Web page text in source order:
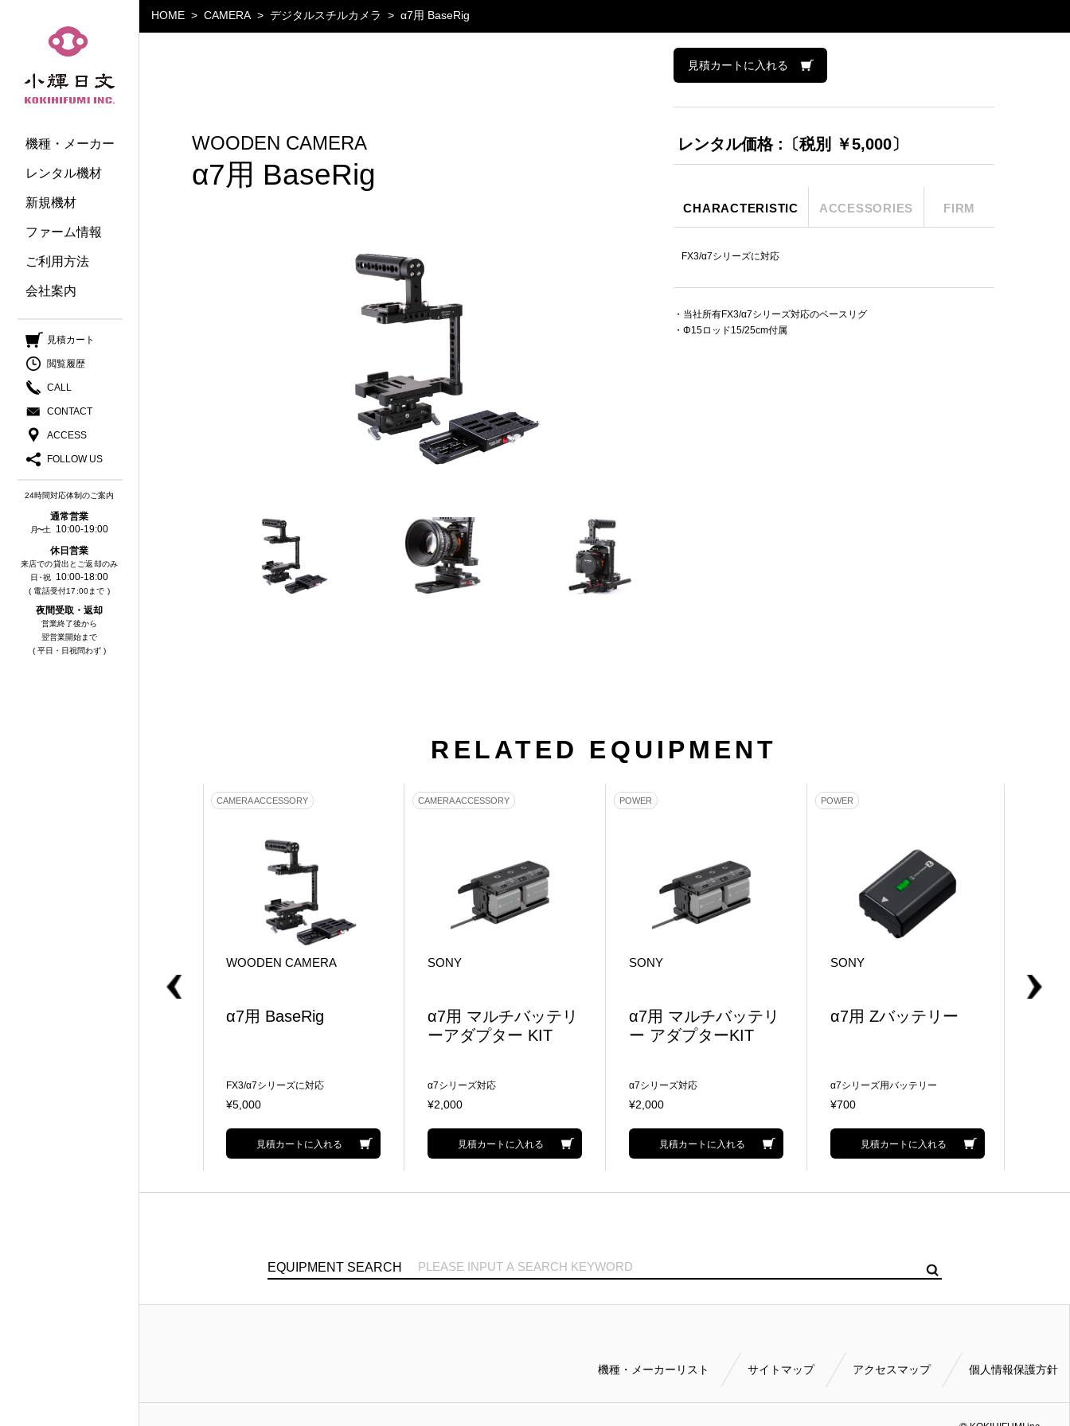
小輝日文
機種・メーカー
レンタル機材
新規機材
ファーム情報
ご利用方法
会社案内
24時間対応体制のご案内
通常営業
月〜土
10:00-19:00
休⽇営業
来店での貸出とご返却のみ
⽇・祝
10:00-18:00
( 電話受付17:00まで )
夜間受取・返却
営業終了後から
翌営業開始まで
( 平日・日祝問わず )
見積カート
閲覧履歴
CALL
CONTACT
ACCESS
FOLLOW US
HOME CAMERA デジタルスチルカメラ α7用 BaseRig
WOODEN CAMERA
α7用 BaseRig
見積カートに入れる
レンタル価格 :〔税別 ￥5,000〕
CHARACTERISTIC ACCESSORIES FIRM
FX3/α7シリーズに対応
・当社所有FX3/α7シリーズ対応のベースリグ
・Φ15ロッド15/25cm付属
RELATED EQUIPMENT
CAMERA ACCESSORY
WOODEN CAMERA
α7用 BaseRig
FX3/α7シリーズに対応
¥5,000
見積カートに入れる
CAMERA ACCESSORY
SONY
α7用 マルチバッテリ
ーアダプター KIT
α7シリーズ対応
¥2,000
見積カートに入れる
POWER
SONY
α7用 マルチバッテリ
ー アダプターKIT
α7シリーズ対応
¥2,000
見積カートに入れる
POWER
SONY
α7用 Zバッテリー
α7シリーズ用バッテリー
¥700
見積カートに入れる
EQUIPMENT SEARCH
機種・メーカーリスト サイトマップ アクセスマップ 個人情報保護方針